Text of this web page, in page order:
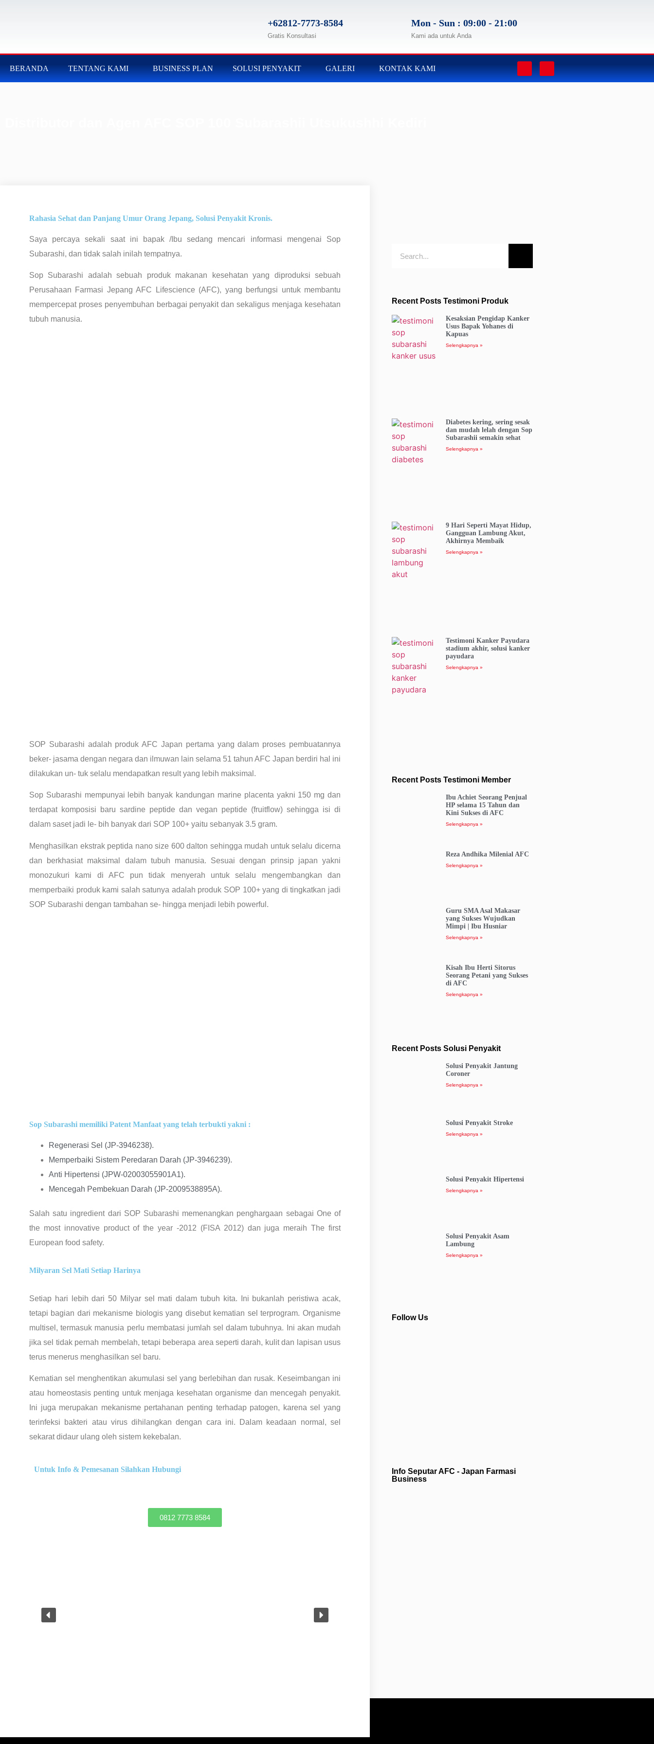
+62812-7773-8584
Gratis Konsultasi
Mon - Sun : 09:00 - 21:00
Kami ada untuk Anda
BERANDA TENTANG KAMI BUSINESS PLAN SOLUSI PENYAKIT GALERI KONTAK KAMI
Rahasia Sehat dan Panjang Umur Orang Jepang, Solusi Penyakit Kronis.
Saya percaya sekali saat ini bapak /Ibu sedang mencari informasi mengenai Sop
Subarashi, dan tidak salah inilah tempatnya.
Sop Subarashi adalah sebuah produk makanan kesehatan yang diproduksi sebuah
Perusahaan Farmasi Jepang AFC Lifescience (AFC), yang berfungsi untuk membantu
mempercepat proses penyembuhan berbagai penyakit dan sekaligus menjaga kesehatan
tubuh manusia.
SOP Subarashi adalah produk AFC Japan pertama yang dalam proses pembuatannya
beker- jasama dengan negara dan ilmuwan lain selama 51 tahun AFC Japan berdiri hal ini
dilakukan un- tuk selalu mendapatkan result yang lebih maksimal.
Sop Subarashi mempunyai lebih banyak kandungan marine placenta yakni 150 mg dan
terdapat komposisi baru sardine peptide dan vegan peptide (fruitflow) sehingga isi di
dalam saset jadi le- bih banyak dari SOP 100+ yaitu sebanyak 3.5 gram.
Menghasilkan ekstrak peptida nano size 600 dalton sehingga mudah untuk selalu dicerna
dan berkhasiat maksimal dalam tubuh manusia. Sesuai dengan prinsip japan yakni
monozukuri kami di AFC pun tidak menyerah untuk selalu mengembangkan dan
memperbaiki produk kami salah satunya adalah produk SOP 100+ yang di tingkatkan jadi
SOP Subarashi dengan tambahan se- hingga menjadi lebih powerful.
Sop Subarashi memiliki Patent Manfaat yang telah terbukti yakni :
Regenerasi Sel (JP-3946238).
Memperbaiki Sistem Peredaran Darah (JP-3946239).
Anti Hipertensi (JPW-02003055901A1).
Mencegah Pembekuan Darah (JP-2009538895A).
Salah satu ingredient dari SOP Subarashi memenangkan penghargaan sebagai One of
the most innovative product of the year -2012 (FISA 2012) dan juga meraih The first
European food safety.
Milyaran Sel Mati Setiap Harinya
Setiap hari lebih dari 50 Milyar sel mati dalam tubuh kita. Ini bukanlah peristiwa acak,
tetapi bagian dari mekanisme biologis yang disebut kematian sel terprogram. Organisme
multisel, termasuk manusia perlu membatasi jumlah sel dalam tubuhnya. Ini akan mudah
jika sel tidak pernah membelah, tetapi beberapa area seperti darah, kulit dan lapisan usus
terus menerus menghasilkan sel baru.
Kematian sel menghentikan akumulasi sel yang berlebihan dan rusak. Keseimbangan ini
atau homeostasis penting untuk menjaga kesehatan organisme dan mencegah penyakit.
Ini juga merupakan mekanisme pertahanan penting terhadap patogen, karena sel yang
terinfeksi bakteri atau virus dihilangkan dengan cara ini. Dalam keadaan normal, sel
sekarat didaur ulang oleh sistem kekebalan.
Untuk Info & Pemesanan Silahkan Hubungi
0812 7773 8584
Recent Posts Testimoni Produk
Kesaksian Pengidap Kanker
Usus Bapak Yohanes di
Kapuas
Selengkapnya »
Diabetes kering, sering sesak
dan mudah lelah dengan Sop
Subarashii semakin sehat
Selengkapnya »
9 Hari Seperti Mayat Hidup,
Gangguan Lambung Akut,
Akhirnya Membaik
Selengkapnya »
Testimoni Kanker Payudara
stadium akhir, solusi kanker
payudara
Selengkapnya »
Recent Posts Testimoni Member
Ibu Achiet Seorang Penjual
HP selama 15 Tahun dan
Kini Sukses di AFC
Selengkapnya »
Reza Andhika Milenial AFC
Selengkapnya »
Guru SMA Asal Makasar
yang Sukses Wujudkan
Mimpi | Ibu Husniar
Selengkapnya »
Kisah Ibu Herti Sitorus
Seorang Petani yang Sukses
di AFC
Selengkapnya »
Recent Posts Solusi Penyakit
Solusi Penyakit Jantung
Coroner
Selengkapnya »
Solusi Penyakit Stroke
Selengkapnya »
Solusi Penyakit Hipertensi
Selengkapnya »
Solusi Penyakit Asam
Lambung
Selengkapnya »
Follow Us
Info Seputar AFC - Japan Farmasi
Business